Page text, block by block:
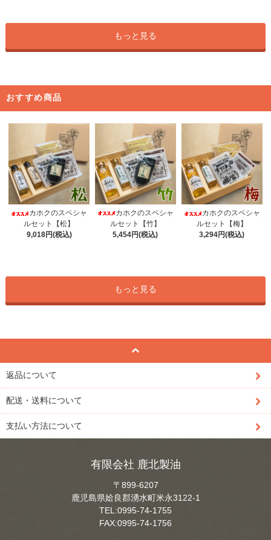
もっと見る
おすすめ商品
カホクのスペシャ
ルセット【松】
9,018円(税込)
カホクのスペシャ
ルセット【竹】
5,454円(税込)
カホクのスペシャ
ルセット【梅】
3,294円(税込)
もっと見る
返品について
配送・送料について
支払い方法について
有限会社 鹿北製油
〒899-6207
鹿児島県姶良郡湧水町米永3122-1
TEL:0995-74-1755
FAX:0995-74-1756